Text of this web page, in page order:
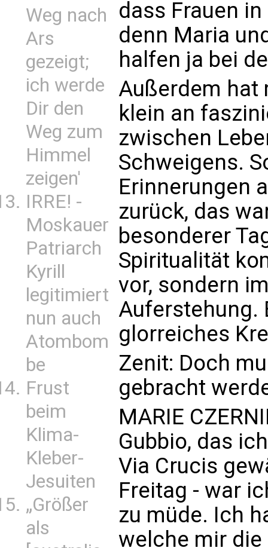
Weg nach
Ars
gezeigt;
ich werde
Dir den
Weg zum
Himmel
zeigen'
IRRE! -
Moskauer
Patriarch
Kyrill
legitimiert
nun auch
Atombom
be
Frust
beim
Klima-
Kleber-
Jesuiten
„Größer
als
dass Frauen
denn Maria
halfen ja bei
Außerdem hat
klein an
zwischen
Schweigens.
Erinnerungen
zurück, das
besonderer
Spiritualität
vor, sondern
Auferstehung.
glorreiches
Zenit: Doch
gebracht
MARIE
Gubbio, das
Via Crucis
Freitag - war
zu müde. Ich
welche mir